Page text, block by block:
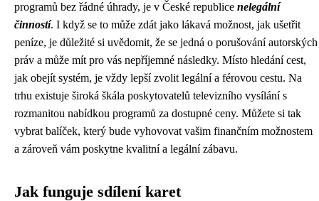
programů bez řádné úhrady, je v České republice nelegální
činností. I když se to může zdát jako lákavá možnost, jak ušetřit
peníze, je důležité si uvědomit, že se jedná o porušování autorských
práv a může mít pro vás nepříjemné následky. Místo hledání cest,
jak obejít systém, je vždy lepší zvolit legální a férovou cestu. Na
trhu existuje široká škála poskytovatelů televizního vysílání s
rozmanitou nabídkou programů za dostupné ceny. Můžete si tak
vybrat balíček, který bude vyhovovat vašim finančním možnostem
a zároveň vám poskytne kvalitní a legální zábavu.
Jak funguje sdílení karet